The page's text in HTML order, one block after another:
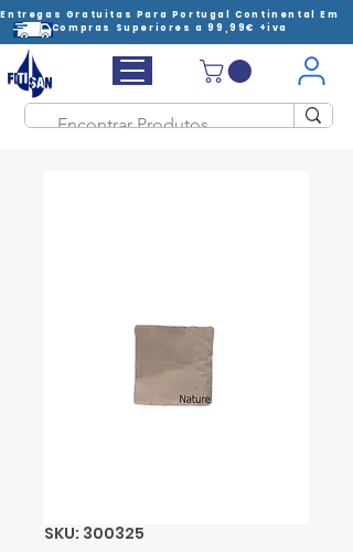
Entregas Gratuitas Para Portugal Continental Em
Compras Superiores a 99,99€ +iva
SKU: 300325